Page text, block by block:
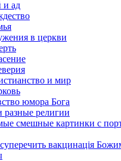
и ад
в церкви
и мир
юмора Бога
разные религии
смешные картинки с
вакцинація